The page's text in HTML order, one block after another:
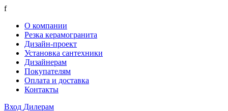
f
О компании
Резка керамогранита
Дизайн-проект
Установка сантехники
Дизайнерам
Покупателям
Оплата и доставка
Контакты
Вход Дилерам